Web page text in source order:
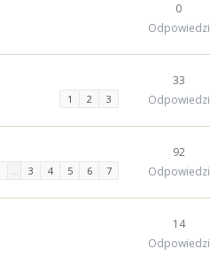
0
Odpowiedzi
1 2 3
33
Odpowiedzi
… 3 4 5 6 7
92
Odpowiedzi
14
Odpowiedzi